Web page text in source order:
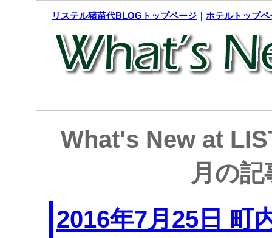
リステル猪苗代BLOGトップページ ｜ ホテルトップペ
What's New at
月の記
2016年7月25日 町